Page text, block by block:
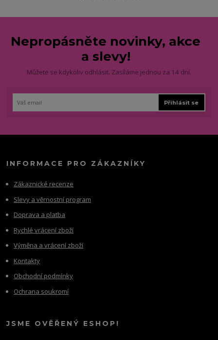
Nepropásněte novinky, akce
a slevy!
Můžete se kdykoliv odhlásit. Zasíláme jednou za 14 dní.
Přihlásit se
INFORMACE PRO ZÁKAZNÍKY
Zákaznické recenze
Slevy a věrnostní program
Doprava a platba
Rychlé vrácení zboží
Výměna a vrácení zboží
Kontakty
Obchodní podmínky
Ochrana soukromí
JSME OVĚŘENÝ ESHOP!